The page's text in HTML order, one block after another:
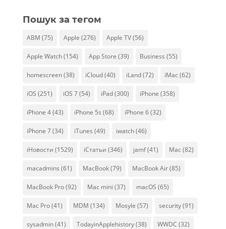
Пошук за тегом
ABM (75) Apple (276) Apple TV(56)
Apple Watch(154) App Store (39) Business (55)
homescreen(38) iCloud(40) iLand(72) iMac (62)
iOS (251) iOS 7(54) iPad(300) iPhone (358)
iPhone 4(43) iPhone 5s (68) iPhone 6(32)
iPhone 7(34) iTunes (49) iwatch(46)
iНовости (1529) iСтатьи (346) jamf(41) Mac (82)
macadmins (61) MacBook(79) MacBook Air(85)
MacBook Pro(92) Mac mini (37) macOS (65)
Mac Pro(41) MDM (134) Mosyle (57) security(91)
sysadmin(41) TodayinApplehistory(38) WWDC (32)